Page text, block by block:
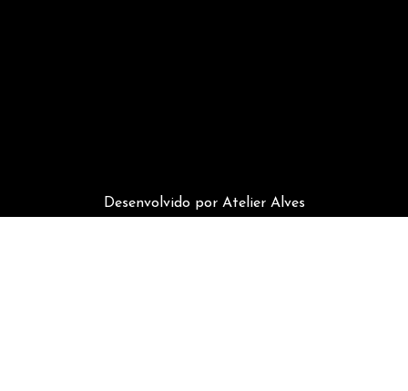
Desenvolvido por Atelier Alves